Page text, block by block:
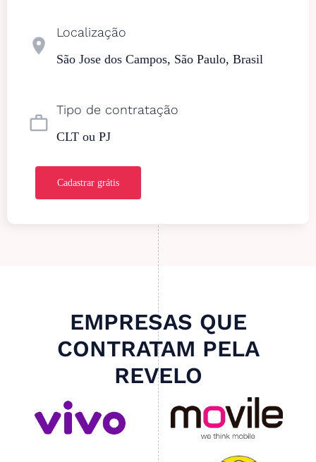
location_on
Localização
São Jose dos Campos, São Paulo, Brasil
work_outline
Tipo de contratação
CLT ou PJ
Cadastrar grátis
EMPRESAS QUE
CONTRATAM PELA
REVELO